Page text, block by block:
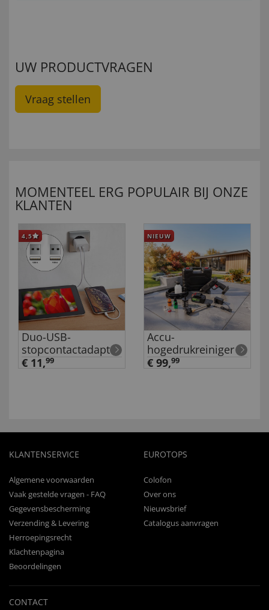
UW PRODUCTVRAGEN
Vraag stellen
MOMENTEEL ERG POPULAIR BIJ ONZE
KLANTEN
4,5
Duo-USB-
stopcontactadapter
€ 11,99
NIEUW
Accu-
hogedrukreiniger
€ 99,99
KLANTENSERVICE
Algemene voorwaarden
Vaak gestelde vragen - FAQ
Gegevensbescherming
Verzending & Levering
Herroepingsrecht
Klachtenpagina
Beoordelingen
EUROTOPS
Colofon
Over ons
Nieuwsbrief
Catalogus aanvragen
CONTACT